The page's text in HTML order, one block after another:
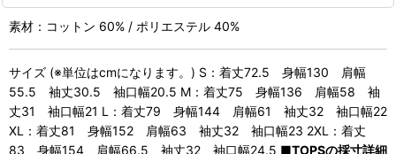
素材：コットン 60% / ポリエステル 40%
サイズ (※単位はcmになります。) S：着丈72.5 身幅130 肩幅
55.5 袖丈30.5 袖口幅20.5 M：着丈75 身幅136 肩幅58 袖
丈31 袖口幅21 L：着丈79 身幅144 肩幅61 袖丈32 袖口幅22
XL：着丈81 身幅152 肩幅63 袖丈32 袖口幅23 2XL：着丈
83 身幅154 肩幅66.5 袖丈32 袖口幅24.5 ■TOPSの採寸詳細